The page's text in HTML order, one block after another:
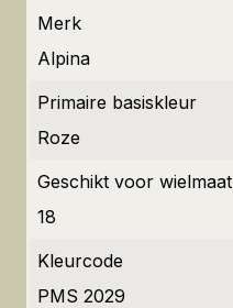
Merk
Alpina
Primaire basiskleur
Roze
Geschikt voor wielmaat
18
Kleurcode
PMS 2029